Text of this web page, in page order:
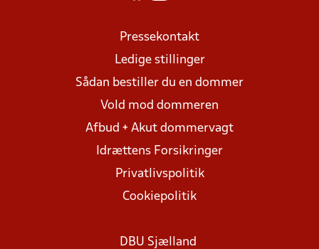
Pressekontakt
Ledige stillinger
Sådan bestiller du en dommer
Vold mod dommeren
Afbud + Akut dommervagt
Idrættens Forsikringer
Privatlivspolitik
Cookiepolitik
DBU Sjælland